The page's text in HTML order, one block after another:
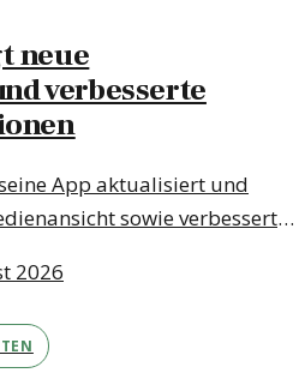
neue
verbesserte
App aktualisiert und
sowie verbesserte
verbessern und mehr
2026